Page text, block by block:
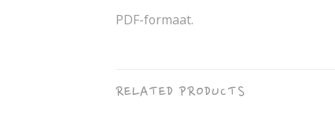
PDF-formaat.
RELATED PRODUCTS